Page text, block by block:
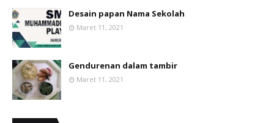
Desain papan Nama Sekolah
Maret 11, 2021
Gendurenan dalam tambir
Maret 11, 2021